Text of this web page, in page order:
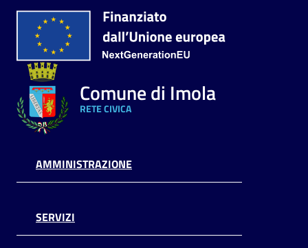
Comune di Imola
RETE CIVICA
AMMINISTRAZIONE
SERVIZI